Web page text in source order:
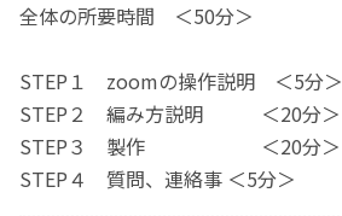
全体の所要時間 ＜50分＞
STEP１ zoomの操作説明 ＜5分＞
STEP２ 編み方説明 ＜20分＞
STEP３ 製作 ＜20分＞
STEP４ 質問、連絡事 ＜5分＞